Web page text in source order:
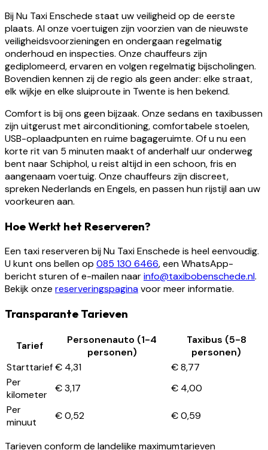
Bij Nu Taxi Enschede staat uw veiligheid op de eerste
plaats. Al onze voertuigen zijn voorzien van de nieuwste
veiligheidsvoorzieningen en ondergaan regelmatig
onderhoud en inspecties. Onze chauffeurs zijn
gediplomeerd, ervaren en volgen regelmatig bijscholingen.
Bovendien kennen zij de regio als geen ander: elke straat,
elk wijkje en elke sluiproute in Twente is hen bekend.
Comfort is bij ons geen bijzaak. Onze sedans en taxibussen
zijn uitgerust met airconditioning, comfortabele stoelen,
USB-oplaadpunten en ruime bagageruimte. Of u nu een
korte rit van 5 minuten maakt of anderhalf uur onderweg
bent naar Schiphol, u reist altijd in een schoon, fris en
aangenaam voertuig. Onze chauffeurs zijn discreet,
spreken Nederlands en Engels, en passen hun rijstijl aan uw
voorkeuren aan.
Hoe Werkt het Reserveren?
Een taxi reserveren bij Nu Taxi Enschede is heel eenvoudig.
U kunt ons bellen op 085 130 6466, een WhatsApp-
bericht sturen of e-mailen naarinfo@taxibobenschede.nl.
Bekijk onze reserveringspaginavoor meer informatie.
Transparante Tarieven
Tarief
Personenauto (1-4
personen)
Taxibus (5-8
personen)
Starttarief€ 4,31
€ 8,77
Per
kilometer
€ 3,17
€ 4,00
Per
minuut
€ 0,52 € 0,59
Tarieven conform de landelijke maximumtarieven